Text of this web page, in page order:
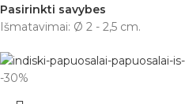
Pasirinkti savybes
Išmatavimai: Ø 2 - 2,5 cm.
-30%